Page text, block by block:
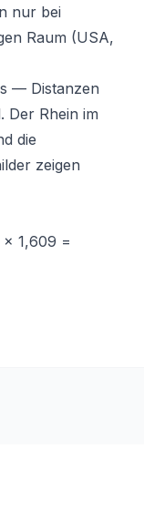
nur bei
Raum (USA,
— Distanzen
Der Rhein im
die
zeigen
× 1,609 =